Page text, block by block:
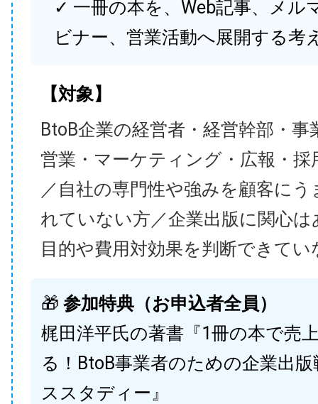
✓ 一冊の本を、Web記事、メル
ビナー、営業活動へ展開する考
【対象】
BtoB企業の経営者・経営幹部・事
営業・マーケティング・広報・採
／自社の専門性や強みを顧客に
れていない方／企業出版に関心
目的や費用対効果を判断できてい
🎁 参加特典（お申込者全員）
梶田洋平氏の著書『1冊の本で売
る！BtoB事業者のための企業出
ススタディー』